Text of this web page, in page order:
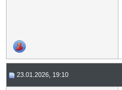
23.01.2026, 19:10